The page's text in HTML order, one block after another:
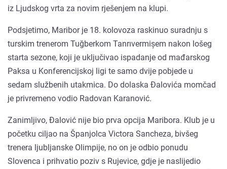
iz Ljudskog vrta za novim rješenjem na klupi.
Podsjetimo, Maribor je 18. kolovoza raskinuo suradnju s
turskim trenerom Tuğberkom Tanrıvermișem nakon lošeg
starta sezone, koji je uključivao ispadanje od mađarskog
Paksa u Konferencijskoj ligi te samo dvije pobjede u
sedam službenih utakmica. Do dolaska Đalovića momčad
je privremeno vodio Radovan Karanović.
Zanimljivo, Đalović nije bio prva opcija Maribora. Klub je u
početku ciljao na Španjolca Victora Sancheza, bivšeg
trenera ljubljanske Olimpije, no on je odbio ponudu
Slovenca i prihvatio poziv s Rujevice, gdje je naslijedio